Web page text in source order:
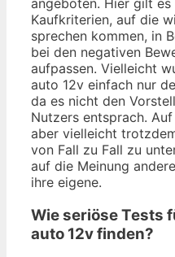
angeboten. Hier gilt
Kaufkriterien, auf die
sprechen kommen, in
bei den negativen
aufpassen. Vielleicht
auto 12v einfach nur
da es nicht den
Nutzers entsprach.
aber vielleicht
von Fall zu Fall zu
auf die Meinung
ihre eigene.
Wie seriöse Tests
auto 12v finden?